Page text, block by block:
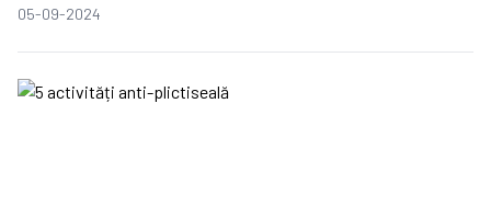
05-09-2024